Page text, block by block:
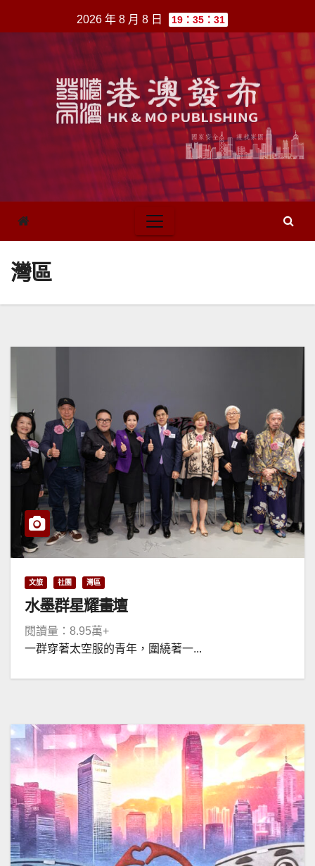
至
2026 年 8 月 8 日 19：35：31
灣區
文旅 社團 灣區
水墨群星耀畫壇
閱讀量：8.95萬+
一群穿著太空服的青年，圍繞著一...